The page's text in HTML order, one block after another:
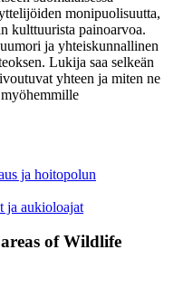
monipuolisuutta,
kulttuurista painoarvoa.
ja yhteiskunnallinen
Lukija saa selkeän
yhteen ja miten ne
ja hoitopolun
ja aukioloajat
of Wildlife